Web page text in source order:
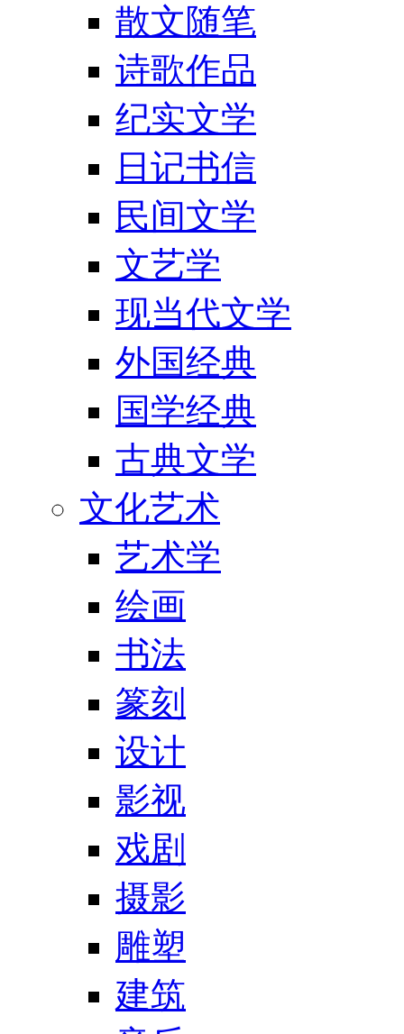
散文随笔
诗歌作品
纪实文学
日记书信
民间文学
文艺学
现当代文学
外国经典
国学经典
古典文学
文化艺术
艺术学
绘画
书法
篆刻
设计
影视
戏剧
摄影
雕塑
建筑